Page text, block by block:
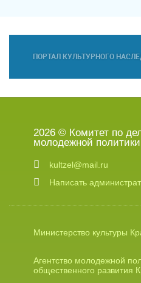
2026 © Комитет по
молодежной политики
kultzel@mail.ru
Написать
Министерство культуры
Агентство молодежной
общественного развития